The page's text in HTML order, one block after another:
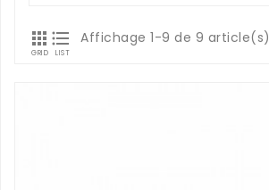

GRID

LIST
Affichage 1-9 de 9 article(s)